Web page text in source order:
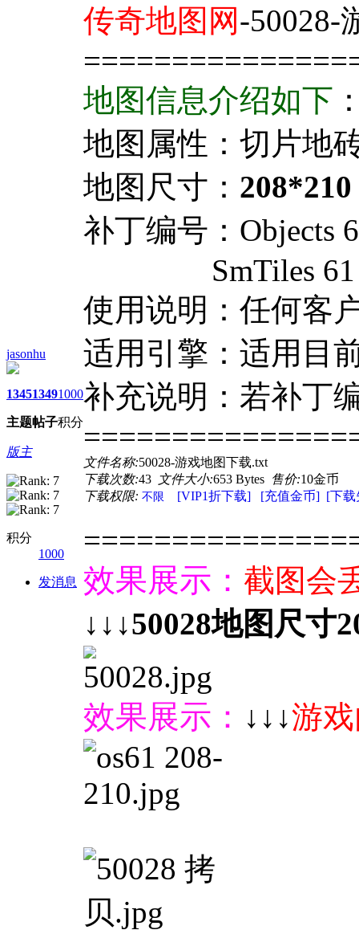
jasonhu
1345
主题
1349
帖子
1000
积分
版主
积分
1000
发消息
传奇地图网-50028-
地图信息介绍如下
地图属性：切片地
地图尺寸： 208*210
补丁编号：Objects
SmTiles 61
使用说明：任何客
适用引擎：适用目
补充说明：若补丁
文件名称:50028-游戏地图下载.txt
下载次数:43 文件大小:653 Bytes 售价:10金币
下载权限: 不限 [VIP1折下载] [充值金币] [下载
效果展示： 截图会
↓↓↓50028地图尺寸
效果展示： ↓↓↓游